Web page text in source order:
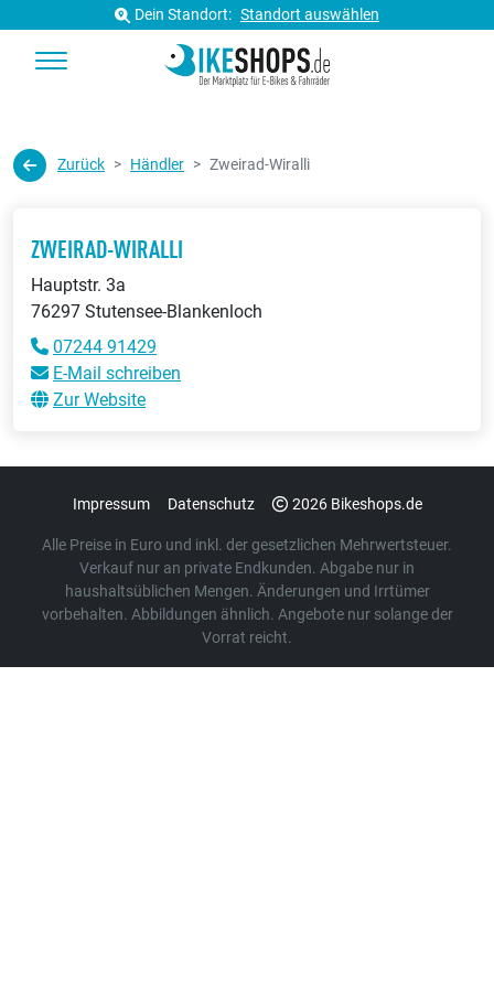
Dein Standort: Standort auswählen
Zurück Händler Zweirad-Wiralli
ZWEIRAD-WIRALLI
Hauptstr. 3a
76297 Stutensee-Blankenloch
07244 91429
E-Mail schreiben
Zur Website
Impressum Datenschutz 2026 Bikeshops.de
Alle Preise in Euro und inkl. der gesetzlichen Mehrwertsteuer.
Verkauf nur an private Endkunden. Abgabe nur in
haushaltsüblichen Mengen. Änderungen und Irrtümer
vorbehalten. Abbildungen ähnlich. Angebote nur solange der
Vorrat reicht.